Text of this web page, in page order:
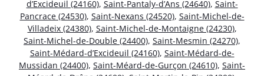
d’Excideuil (24160), Saint-Pantaly-d’Ans (24640), Saint-
Pancrace (24530), Saint-Nexans (24520), Saint-Michel-de-
Villadeix (24380), Saint-Michel-de-Montaigne (24230),
Saint-Michel-de-Double (24400), Saint-Mesmin (24270),
Saint-Médard-d’Excideuil (24160), Saint-Médard-de-
Mussidan (24400), Saint-Méard-de-Gurçon (24610), Saint-